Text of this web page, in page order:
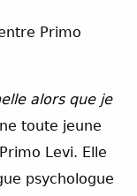
Primo
alors que je
toute jeune
Levi. Elle
psychologue